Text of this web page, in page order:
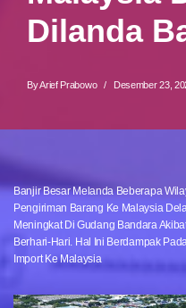
Dilanda
ByArief Prabowo Desember 23,
Banjir Besar Melanda Beberapa
Pengiriman Barang Ke Malaysia
Meningkat Di Gudang Bandara
Berhari-Hari. Hal Ini Berdampak
Import Ke Malaysia